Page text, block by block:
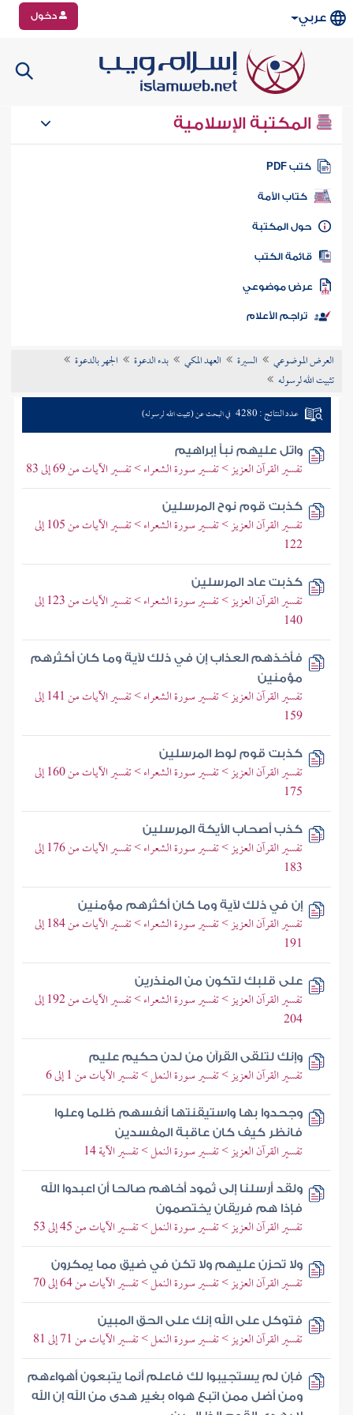
عربي دخول
المكتبة الإسلامية
كتب PDF
كتاب الأمة
المكتبة
الكتب
موضوعي
تراجم الأعلام
العرض الموضوعي السيرة العهد المكي بدء الدعوة
الجهر بالدعوة
تثبيت الله لرسوله
عدد النتائج : 4280 في البحث عن (تثبيت الله لرسوله)
واتل عليهم نبأ إبراهيم
تفسير القرآن العزيز > تفسير سورة الشعراء > تفسير الآيات من 69 إلى 83
كذبت قوم نوح المرسلين
تفسير القرآن العزيز > تفسير سورة الشعراء > تفسير الآيات من 105 إلى
122
كذبت عاد المرسلين
تفسير القرآن العزيز > تفسير سورة الشعراء > تفسير الآيات من 123 إلى
140
فأخذهم العذاب إن في ذلك لآية وما كان أكثرهم
مؤمنين
تفسير القرآن العزيز > تفسير سورة الشعراء > تفسير الآيات من 141 إلى
159
كذبت قوم لوط المرسلين
تفسير القرآن العزيز > تفسير سورة الشعراء > تفسير الآيات من 160 إلى
175
كذب أصحاب الأيكة المرسلين
تفسير القرآن العزيز > تفسير سورة الشعراء > تفسير الآيات من 176 إلى
183
إن في ذلك لآية وما كان أكثرهم مؤمنين
تفسير القرآن العزيز > تفسير سورة الشعراء > تفسير الآيات من 184 إلى
191
على قلبك لتكون من المنذرين
تفسير القرآن العزيز > تفسير سورة الشعراء > تفسير الآيات من 192 إلى
204
وإنك لتلقى القرآن من لدن حكيم عليم
تفسير القرآن العزيز > تفسير سورة النمل > تفسير الآيات من 1 إلى 6
وجحدوا بها واستيقنتها أنفسهم ظلما وعلوا
فانظر كيف كان عاقبة المفسدين
تفسير القرآن العزيز > تفسير سورة النمل > تفسير الآية 14
ولقد أرسلنا إلى ثمود أخاهم صالحا أن اعبدوا الله
فإذا هم فريقان يختصمون
تفسير القرآن العزيز > تفسير سورة النمل > تفسير الآيات من 45 إلى 53
ولا تحزن عليهم ولا تكن في ضيق مما يمكرون
تفسير القرآن العزيز > تفسير سورة النمل > تفسير الآيات من 64 إلى 70
فتوكل على الله إنك على الحق المبين
تفسير القرآن العزيز > تفسير سورة النمل > تفسير الآيات من 71 إلى 81
فإن لم يستجيبوا لك فاعلم أنما يتبعون أهواءهم
ومن أضل ممن اتبع هواه بغير هدى من الله إن الله